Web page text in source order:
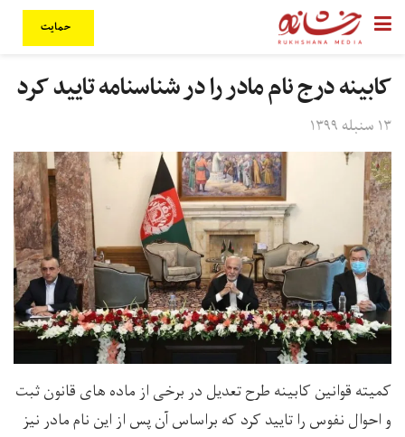
حمایت
کابینه درج نام مادر را در شناسنامه تایید کرد
۱۳ سنبله ۱۳۹۹
کمیته قوانین کابینه طرح تعدیل در برخی از ماده های قانون ثبت
و احوال نفوس را تایید کرد که براساس آن پس از این نام مادر نیز